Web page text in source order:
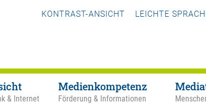
KONTRAST-ANSICHT LEICHTE
& Internet
Medienkompetenz
Förderung & Informationen